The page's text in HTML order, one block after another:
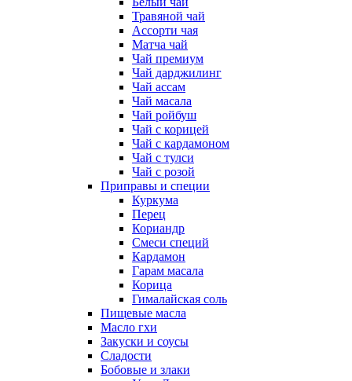
Травяной чай
Ассорти чая
Матча чай
Чай премиум
Чай дарджилинг
Чай ассам
Чай масала
Чай ройбуш
Чай с корицей
Чай с кардамоном
Чай с тулси
Чай с розой
Приправы и специи
Куркума
Перец
Кориандр
Смеси специй
Кардамон
Гарам масала
Корица
Гималайская соль
Пищевые масла
Масло гхи
Закуски и соусы
Сладости
Бобовые и злаки